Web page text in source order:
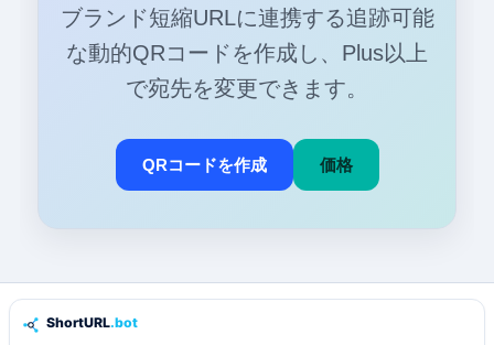
ブランド短縮URLに連携する追跡可能
な動的QRコードを作成し、Plus以上
で宛先を変更できます。
QRコードを作成 価格